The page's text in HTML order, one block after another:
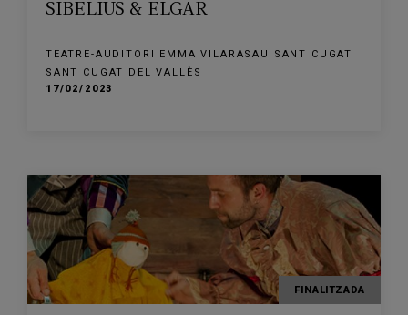
SIBELIUS & ELGAR
TEATRE-AUDITORI EMMA VILARASAU SANT CUGAT
SANT CUGAT DEL VALLÈS
17/02/2023
FINALITZADA